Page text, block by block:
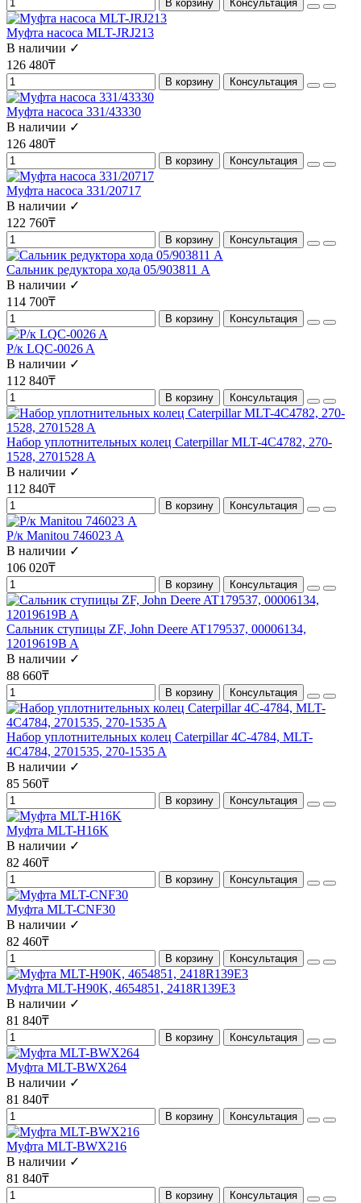
В корзину Консультация
Муфта насоса MLT-JRJ213
В наличии ✓
126 480₸
В корзину Консультация
Муфта насоса 331/43330
В наличии ✓
126 480₸
В корзину Консультация
Муфта насоса 331/20717
В наличии ✓
122 760₸
В корзину Консультация
Сальник редуктора хода 05/903811 А
В наличии ✓
114 700₸
В корзину Консультация
Р/к LQC-0026 A
В наличии ✓
112 840₸
В корзину Консультация
Набор уплотнительных колец Caterpillar MLT-4C4782, 270-
1528, 2701528 A
В наличии ✓
112 840₸
В корзину Консультация
Р/к Manitou 746023 А
В наличии ✓
106 020₸
В корзину Консультация
Сальник ступицы ZF, John Deere AT179537, 00006134,
12019619B A
В наличии ✓
88 660₸
В корзину Консультация
Набор уплотнительных колец Caterpillar 4C-4784, MLT-
4C4784, 2701535, 270-1535 A
В наличии ✓
85 560₸
В корзину Консультация
Муфта MLT-H16K
В наличии ✓
82 460₸
В корзину Консультация
Муфта MLT-CNF30
В наличии ✓
82 460₸
В корзину Консультация
Муфта MLT-H90K, 4654851, 2418R139E3
В наличии ✓
81 840₸
В корзину Консультация
Муфта MLT-BWX264
В наличии ✓
81 840₸
В корзину Консультация
Муфта MLT-BWX216
В наличии ✓
81 840₸
В корзину Консультация